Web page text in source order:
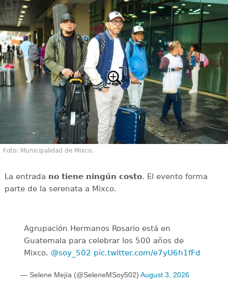
Foto: Municipalidad de Mixco.
La entrada no tiene ningún costo. El evento forma
parte de la serenata a Mixco.
Agrupación Hermanos Rosario está en
Guatemala para celebrar los 500 años de
Mixco. @soy_502 pic.twitter.com/e7yU6h1fFd
— Selene Mejía (@SeleneMSoy502) August 3, 2026